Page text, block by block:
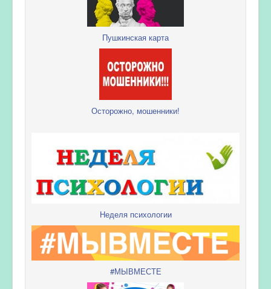
Пушкинская карта
Осторожно, мошенники!
Неделя психологии
#МЫВМЕСТЕ